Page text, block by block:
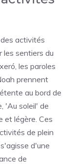
activités
les sentiers du
les paroles
prennent
au bord de
'Au soleil' de
et légère. Ces
de plein
d'une
de